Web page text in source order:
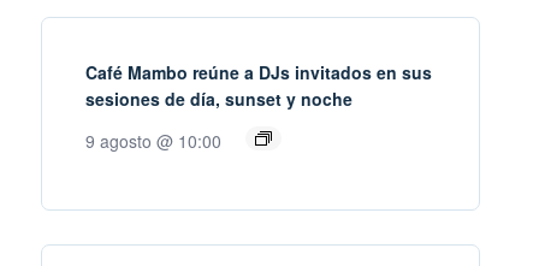
Café Mambo reúne a DJs invitados en sus
sesiones de día, sunset y noche
9 agosto @ 10:00